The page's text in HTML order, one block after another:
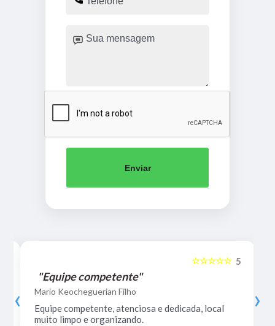
Enviar
5
☆☆☆☆☆
"Equipe competente"
Mario Keocheguerian Filho
Equipe competente, atenciosa e dedicada, local
muito limpo e organizando.
‹ ›